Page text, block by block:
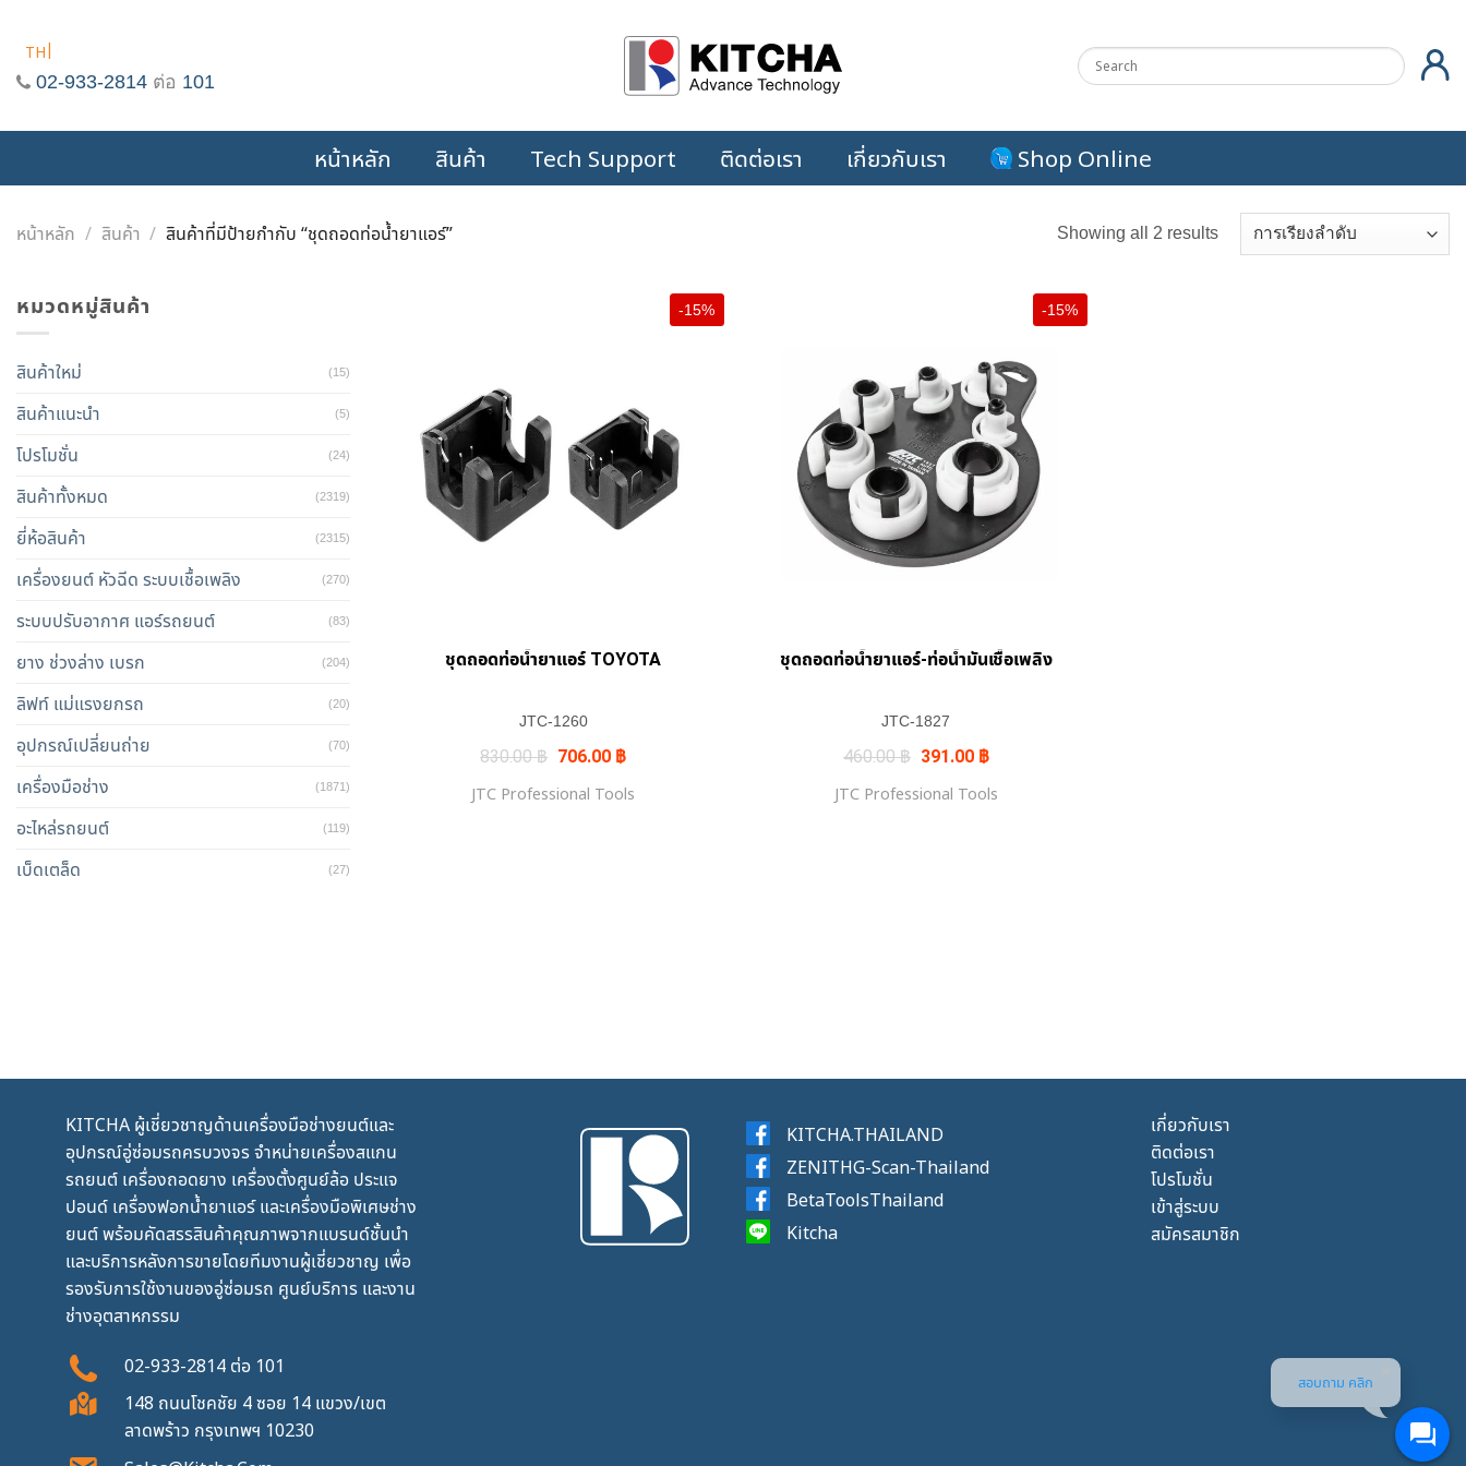
TH
02-933-2814 ต่อ 101
หน้าหลัก สินค้า Tech Support ติดต่อเรา เกี่ยวกับเรา Shop Online
หน้าหลัก / สินค้า / สินค้าที่มีป้ายกำกับ “ชุดถอดท่อน้ำยาแอร์” Showing all 2 results
หมวดหมู่สินค้า
สินค้าใหม่ (15)
สินค้าแนะนำ (5)
โปรโมชั่น (24)
สินค้าทั้งหมด (2319)
ยี่ห้อสินค้า (2315)
เครื่องยนต์ หัวฉีด ระบบเชื้อเพลิง (270)
ระบบปรับอากาศ แอร์รถยนต์ (83)
ยาง ช่วงล่าง เบรก (204)
ลิฟท์ แม่แรงยกรถ (20)
อุปกรณ์เปลี่ยนถ่าย (70)
เครื่องมือช่าง (1871)
อะไหล่รถยนต์ (119)
เบ็ดเตล็ด (27)
-15%
+
ชุดถอดท่อน้ำยาแอร์ TOYOTA
JTC-1260
830.00฿ Original
price
was:
830.00 ฿.
706.00 ฿Current
is:
706.00 ฿.
JTC Professional Tools
-15%
+
ชุดถอดท่อน้ำยาแอร์-ท่อน้ำมันเชื้อเพลิง
JTC-1827
460.00฿ Original
price
was:
460.00 ฿.
391.00 ฿Current
is:
391.00 ฿.
JTC Professional Tools
KITCHA ผู้เชี่ยวชาญด้านเครื่องมือช่างยนต์และ
อุปกรณ์อู่ซ่อมรถครบวงจร จำหน่ายเครื่องสแกน
รถยนต์ เครื่องถอดยาง เครื่องตั้งศูนย์ล้อ ประแจ
ปอนด์ เครื่องฟอกน้ำยาแอร์ และเครื่องมือพิเศษช่าง
ยนต์ พร้อมคัดสรรสินค้าคุณภาพจากแบรนด์ชั้นนำ
และบริการหลังการขายโดยทีมงานผู้เชี่ยวชาญ เพื่อ
รองรับการใช้งานของอู่ซ่อมรถ ศูนย์บริการ และงาน
ช่างอุตสาหกรรม
02-933-2814 ต่อ101
148 ถนนโชคชัย 4 ซอย 14 แขวง/เขต
ลาดพร้าว กรุงเทพฯ 10230
KITCHA.THAILAND
ZENITHG-Scan-Thailand
BetaToolsThailand
Kitcha
เกี่ยวกับเรา
ติดต่อเรา
โปรโมชั่น
เข้าสู่ระบบ
สมัครสมาชิก
สอบถาม คลิก